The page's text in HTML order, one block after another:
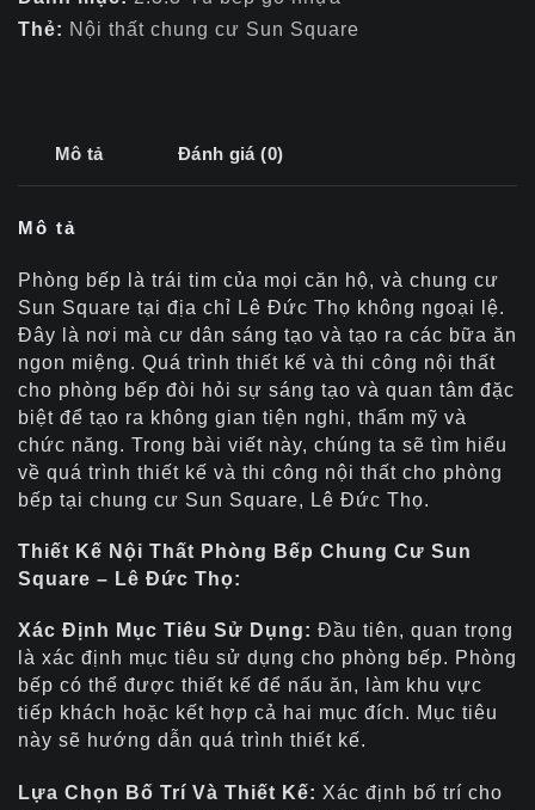
Thẻ: Nội thất chung cư Sun Square
Mô tả Đánh giá (0)
Mô tả
Phòng bếp là trái tim của mọi căn hộ, và chung cư
Sun Square tại địa chỉ Lê Đức Thọ không ngoại lệ.
Đây là nơi mà cư dân sáng tạo và tạo ra các bữa ăn
ngon miệng. Quá trình thiết kế và thi công nội thất
cho phòng bếp đòi hỏi sự sáng tạo và quan tâm đặc
biệt để tạo ra không gian tiện nghi, thẩm mỹ và
chức năng. Trong bài viết này, chúng ta sẽ tìm hiểu
về quá trình thiết kế và thi công nội thất cho phòng
bếp tại chung cư Sun Square, Lê Đức Thọ.
Thiết Kế Nội Thất Phòng Bếp Chung Cư Sun
Square – Lê Đức Thọ:
Xác Định Mục Tiêu Sử Dụng: Đầu tiên, quan trọng
là xác định mục tiêu sử dụng cho phòng bếp. Phòng
bếp có thể được thiết kế để nấu ăn, làm khu vực
tiếp khách hoặc kết hợp cả hai mục đích. Mục tiêu
này sẽ hướng dẫn quá trình thiết kế.
Lựa Chọn Bố Trí Và Thiết Kế: Xác định bố trí cho